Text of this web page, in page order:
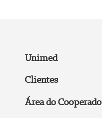
Unimed
Clientes
Área do Cooperado